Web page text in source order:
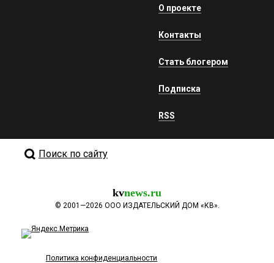
О проекте
Контакты
Стать блогером
Подписка
RSS
Поиск по сайту
kvnews.ru
© 2001—2026 ООО ИЗДАТЕЛЬСКИЙ ДОМ «КВ».
Политика конфиденциальности